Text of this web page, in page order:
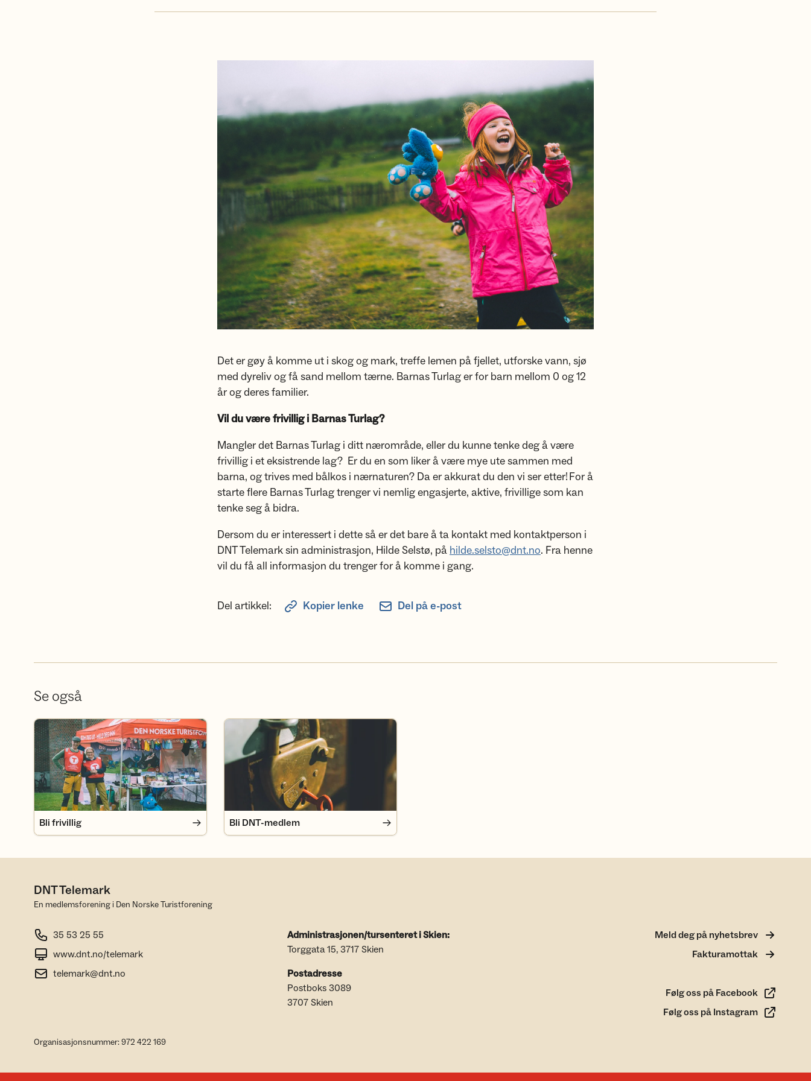
Det er gøy å komme ut i skog og mark, treffe lemen på fjellet, utforske vann, sjø
med dyreliv og få sand mellom tærne. Barnas Turlag er for barn mellom 0 og 12
år og deres familier.
Vil du være frivillig i Barnas Turlag?
Mangler det Barnas Turlag i ditt nærområde, eller du kunne tenke deg å være
frivillig i et eksistrende lag? Er du en som liker å være mye ute sammen med
barna, og trives med bålkos i nærnaturen? Da er akkurat du den vi ser etter! For å
starte flere Barnas Turlag trenger vi nemlig engasjerte, aktive, frivillige som kan
tenke seg å bidra.
Dersom du er interessert i dette så er det bare å ta kontakt med kontaktperson i
DNT Telemark sin administrasjon, Hilde Selstø, på hilde.selsto@dnt.no. Fra henne
vil du få all informasjon du trenger for å komme i gang.
Del artikkel: Kopier lenke Del på e-post
Se også
Bli frivillig
Bli frivillig
Bli DNT-medlem
Bli DNT-medlem
DNT Telemark
En medlemsforening i Den Norske Turistforening
35 53 25 55
www.dnt.no/telemark
telemark@dnt.no
Administrasjonen/tursenteret i Skien:
Torggata 15, 3717 Skien
Postadresse
Postboks 3089
3707 Skien
Meld deg på nyhetsbrev
Fakturamottak
Følg oss på Facebook
Følg oss på Instagram
Organisasjonsnummer: 972 422 169